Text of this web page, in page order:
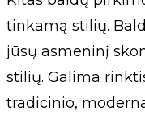
tinkamą stilių.
jūsų asmeninį
stilių. Galima
tradicinio,